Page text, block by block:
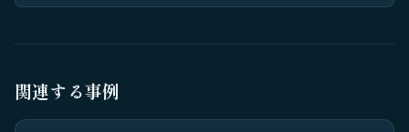
関連する事例